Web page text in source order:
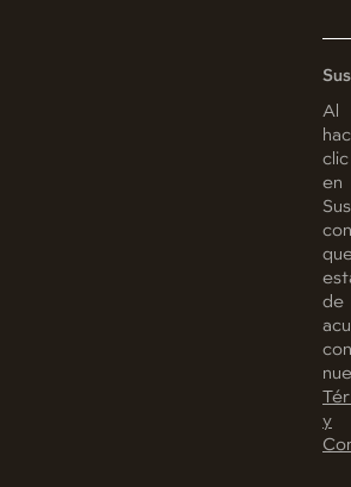
Al
clic
en
de
con
y